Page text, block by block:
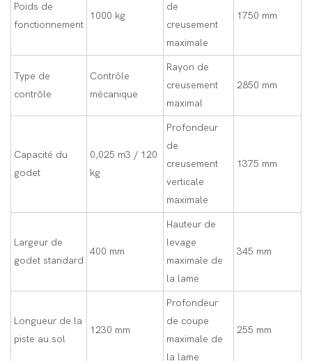
Poids de
fonctionnement
1000 kg
de
creusement
maximale
1750 mm
Type de
contrôle
Contrôle
mécanique
Rayon de
creusement
maximal
2850 mm
Capacité du
godet
0,025 m3 / 120
kg
Profondeur
de
creusement
verticale
maximale
1375 mm
Largeur de
godet standard
400 mm
Hauteur de
levage
maximale de
la lame
345 mm
Longueur de la
piste au sol
1230 mm
Profondeur
de coupe
maximale de
la lame
255 mm